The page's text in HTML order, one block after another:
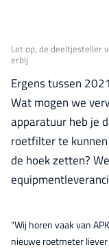
Let op, de deeltjesteller
erbij
Ergens tussen
Wat mogen we
apparatuur heb je
roetfilter te
de hoek zetten?
“Wij horen vaak van
nieuwe roetmeter